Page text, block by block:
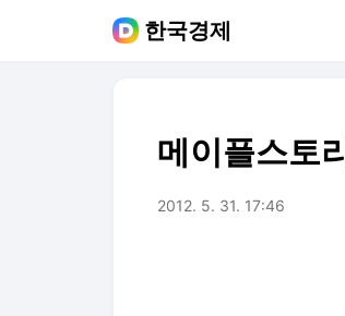
한국경제
메이플스토
2012. 5. 31. 17:46